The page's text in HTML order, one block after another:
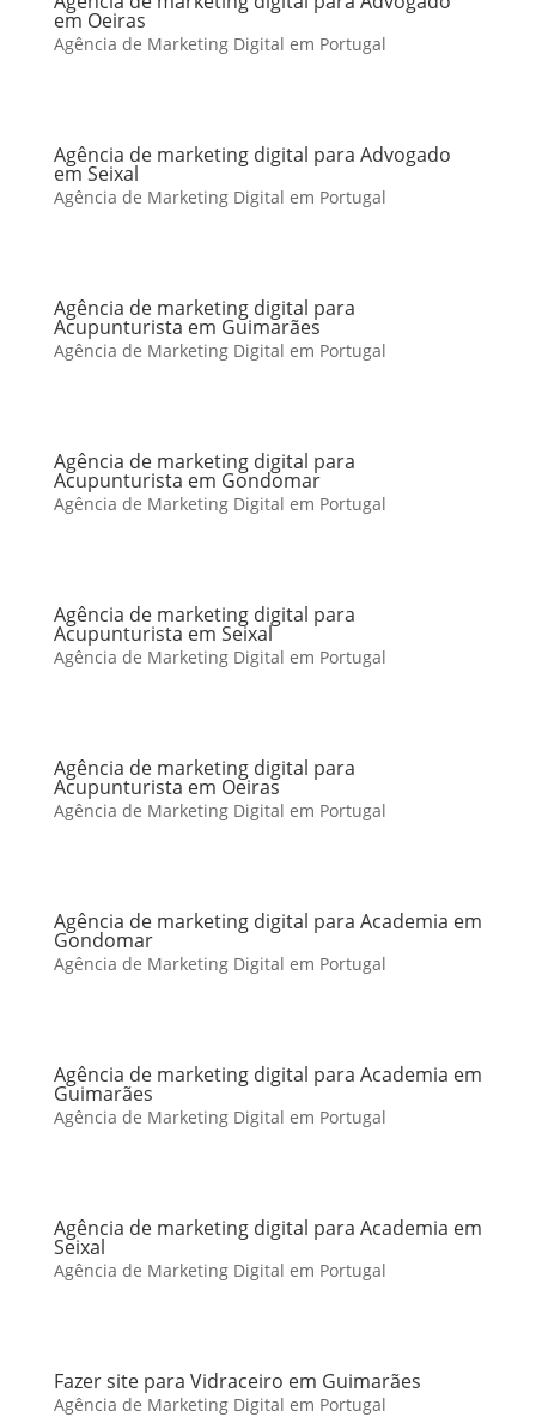
em Oeiras
Agência de Marketing Digital em Portugal
Agência de marketing digital para Advogado
em Seixal
Agência de Marketing Digital em Portugal
Agência de marketing digital para
Acupunturista em Guimarães
Agência de Marketing Digital em Portugal
Agência de marketing digital para
Acupunturista em Gondomar
Agência de Marketing Digital em Portugal
Agência de marketing digital para
Acupunturista em Seixal
Agência de Marketing Digital em Portugal
Agência de marketing digital para
Acupunturista em Oeiras
Agência de Marketing Digital em Portugal
Agência de marketing digital para Academia em
Gondomar
Agência de Marketing Digital em Portugal
Agência de marketing digital para Academia em
Guimarães
Agência de Marketing Digital em Portugal
Agência de marketing digital para Academia em
Seixal
Agência de Marketing Digital em Portugal
Fazer site para Vidraceiro em Guimarães
Agência de Marketing Digital em Portugal